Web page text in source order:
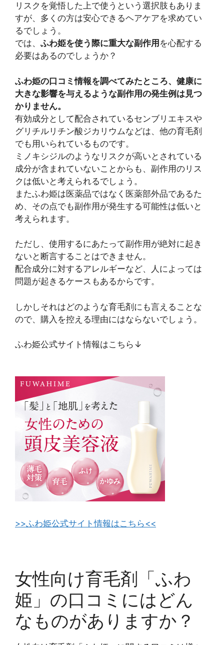
リスクを覚悟した上で使うという選択肢もありま
すが、多くの方は安心できるヘアケアを求めてい
るでしょう。
では、 ふわ姫を使う際に重大な副作用 を心配する
必要はあるのでしょうか？
ふわ姫の口コミ情報を調べてみたところ、健康に
大きな影響を与えるような副作用の発生例は見つ
かりません。
有効成分として配合されているセンブリエキスや
グリチルリチン酸ジカリウムなどは、他の育毛剤
でも用いられているものです。
ミノキシジルのようなリスクが高いとされている
成分が含まれていないことからも、副作用のリス
クは低いと考えられるでしょう。
またふわ姫は医薬品ではなく医薬部外品であるた
め、その点でも副作用が発生する可能性は低いと
考えられます。
ただし、使用するにあたって副作用が絶対に起き
ないと断言することはできません。
配合成分に対するアレルギーなど、人によっては
問題が起きるケースもあるからです。
しかしそれはどのような育毛剤にも言えることな
ので、購入を控える理由にはならないでしょう。
ふわ姫公式サイト情報はこちら↓
>>ふわ姫公式サイト情報はこちら<<
女性向け育毛剤「ふわ
姫」の口コミにはどん
なものがありますか？